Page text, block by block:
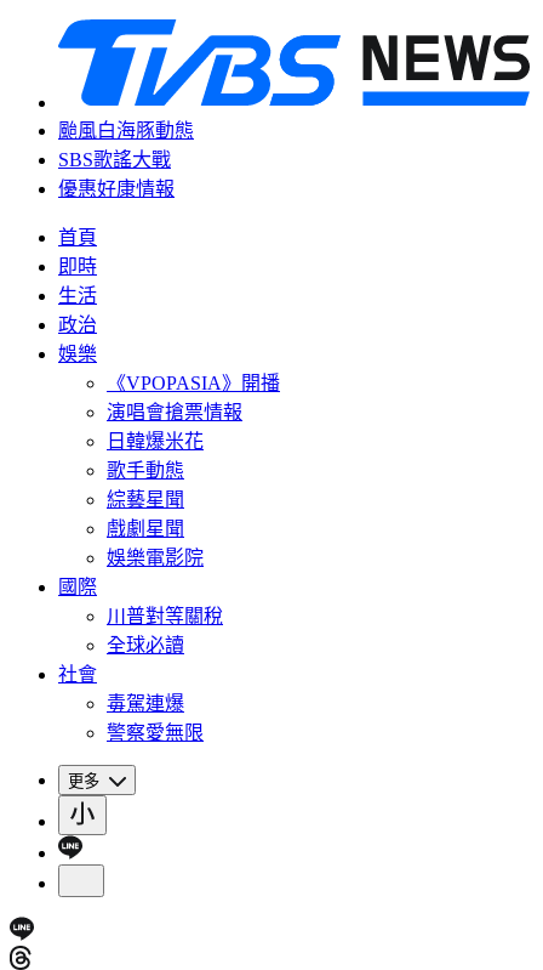
颱風白海豚動態
SBS歌謠大戰
優惠好康情報
首頁
即時
生活
政治
娛樂
《VPOPASIA》開播
演唱會搶票情報
日韓爆米花
歌手動態
綜藝星聞
戲劇星聞
娛樂電影院
國際
川普對等關稅
全球必讀
社會
毒駕連爆
警察愛無限
更多